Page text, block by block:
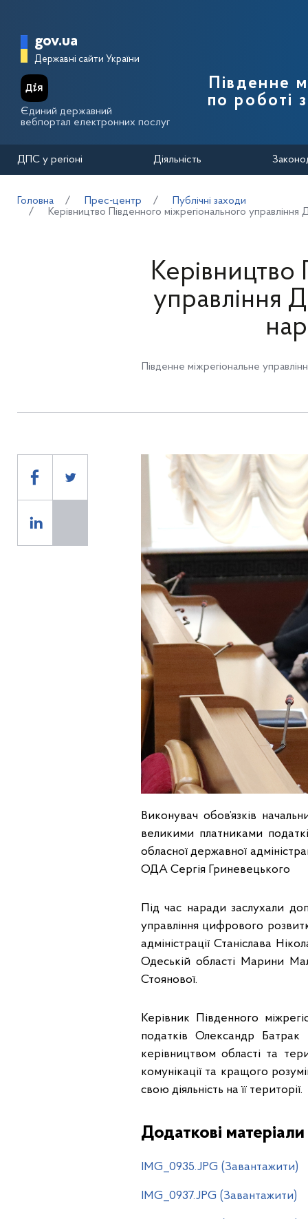
Головна сторінка Державної
gov.ua
Державні сайти України
Єдиний державний
вебпортал електронних послуг
Південне
по роботі
ДПС у регіоні Діяльність
Головна Прес-центр
Публічні заходи
Керівництво Південного міжрегіонального
Керівництво
управління
Південне міжрегіональне
Виконувач обов’язків
великими платниками
обласної державної
ОДА Сергія Гриневецького
Під час наради заслухали
управління цифрового
адміністрації Станіслава
Одеській області Марини
Стоянової.
Керівник Південного
податків Олександр Батрак
керівництвом області та
комунікації та кращого
свою діяльність на її території.
Додаткові матеріали
IMG_0935.JPG (Завантажити)
IMG_0937.JPG (Завантажити)